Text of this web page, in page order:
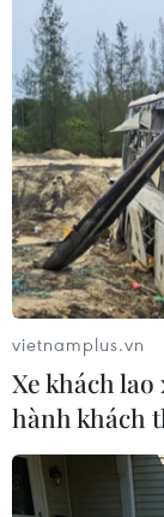
Trần Chân Chất
Thêm một bằng
mất quyền kiểm
Donesk và
khó đảo ngược
Thích
TIN LIÊN
vietnamplus.vn
Xe khách lao
hành khách